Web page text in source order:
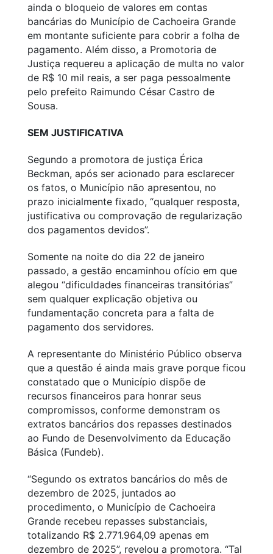
ainda o bloqueio de valores em contas
bancárias do Município de Cachoeira Grande
em montante suficiente para cobrir a folha de
pagamento. Além disso, a Promotoria de
Justiça requereu a aplicação de multa no valor
de R$ 10 mil reais, a ser paga pessoalmente
pelo prefeito Raimundo César Castro de
Sousa.
SEM JUSTIFICATIVA
Segundo a promotora de justiça Érica
Beckman, após ser acionado para esclarecer
os fatos, o Município não apresentou, no
prazo inicialmente fixado, “qualquer resposta,
justificativa ou comprovação de regularização
dos pagamentos devidos”.
Somente na noite do dia 22 de janeiro
passado, a gestão encaminhou ofício em que
alegou “dificuldades financeiras transitórias”
sem qualquer explicação objetiva ou
fundamentação concreta para a falta de
pagamento dos servidores.
A representante do Ministério Público observa
que a questão é ainda mais grave porque ficou
constatado que o Município dispõe de
recursos financeiros para honrar seus
compromissos, conforme demonstram os
extratos bancários dos repasses destinados
ao Fundo de Desenvolvimento da Educação
Básica (Fundeb).
“Segundo os extratos bancários do mês de
dezembro de 2025, juntados ao
procedimento, o Município de Cachoeira
Grande recebeu repasses substanciais,
totalizando R$ 2.771.964,09 apenas em
dezembro de 2025”, revelou a promotora. “Tal